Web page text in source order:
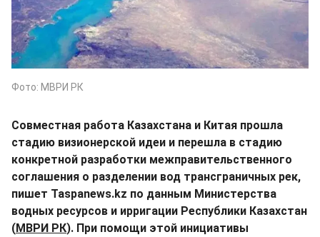
Фото: МВРИ РК
Совместная работа Казахстана и Китая прошла
стадию визионерской идеи и перешла в стадию
конкретной разработки межправительственного
соглашения о разделении вод трансграничных рек,
пишет Taspanews.kz по данным Министерства
водных ресурсов и ирригации Республики Казахстан
(МВРИ РК). При помощи этой инициативы